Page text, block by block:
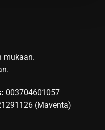
mukaan.
003704601057
(Maventa)